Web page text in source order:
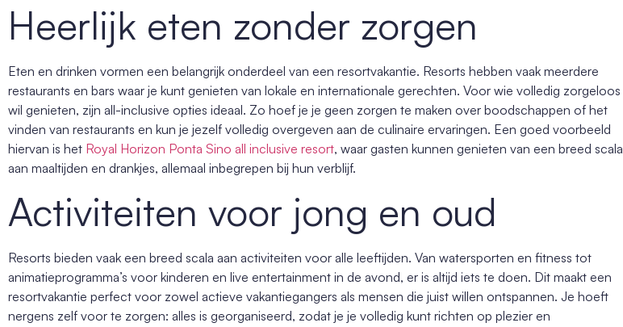
Heerlijk eten zonder zorgen
Eten en drinken vormen een belangrijk onderdeel van een resortvakantie. Resorts hebben vaak meerdere
restaurants en bars waar je kunt genieten van lokale en internationale gerechten. Voor wie volledig zorgeloos
wil genieten, zijn all-inclusive opties ideaal. Zo hoef je je geen zorgen te maken over boodschappen of het
vinden van restaurants en kun je jezelf volledig overgeven aan de culinaire ervaringen. Een goed voorbeeld
hiervan is het Royal Horizon Ponta Sino all inclusive resort, waar gasten kunnen genieten van een breed scala
aan maaltijden en drankjes, allemaal inbegrepen bij hun verblijf.
Activiteiten voor jong en oud
Resorts bieden vaak een breed scala aan activiteiten voor alle leeftijden. Van watersporten en fitness tot
animatieprogramma’s voor kinderen en live entertainment in de avond, er is altijd iets te doen. Dit maakt een
resortvakantie perfect voor zowel actieve vakantiegangers als mensen die juist willen ontspannen. Je hoeft
nergens zelf voor te zorgen: alles is georganiseerd, zodat je je volledig kunt richten op plezier en